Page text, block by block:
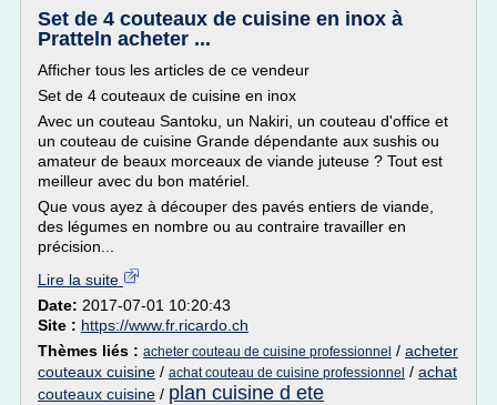
Set de 4 couteaux de cuisine en inox à
Pratteln acheter ...
Afficher tous les articles de ce vendeur
Set de 4 couteaux de cuisine en inox
Avec un couteau Santoku, un Nakiri, un couteau d'office et
un couteau de cuisine Grande dépendante aux sushis ou
amateur de beaux morceaux de viande juteuse ? Tout est
meilleur avec du bon matériel.
Que vous ayez à découper des pavés entiers de viande,
des légumes en nombre ou au contraire travailler en
précision...
Lire la suite
Date: 2017-07-01 10:20:43
Site : https://www.fr.ricardo.ch
Thèmes liés : acheter couteau de cuisine professionnel / acheter
couteaux cuisine / achat couteau de cuisine professionnel / achat
couteaux cuisine / plan cuisine d ete